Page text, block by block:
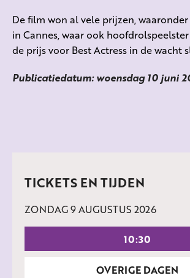
De film won al vele prijzen,
in Cannes, waar ook
de prijs voor Best Actress in de wacht
Publicatiedatum: woensdag 10 juni
TICKETS EN TIJDEN
ZONDAG 9 AUGUSTUS 2026
10:30
OVERIGE DAGEN